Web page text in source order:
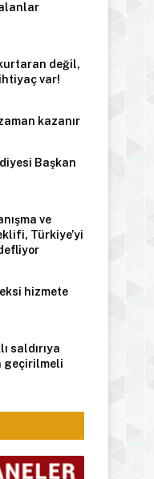
kurtaran değil,
var!
kazanır
Başkan
ve
Türkiye’yi
hizmete
saldırıya
geçirilmeli